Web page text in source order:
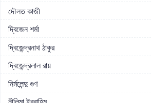
দৌলত কাজী
দ্বিজেন শর্মা
দ্বিজেন্দ্রনাথ ঠাকুর
দ্বিজেন্দ্রলাল রায়
নির্মলেন্দু গুণ